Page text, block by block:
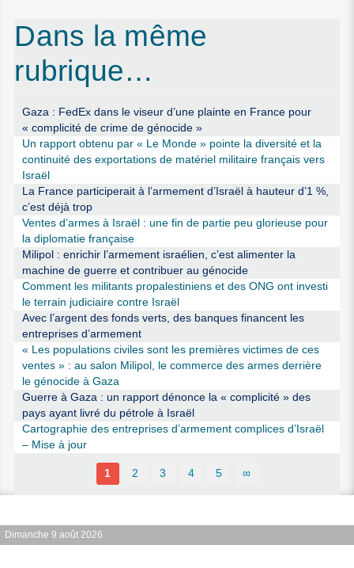
Dans la même
rubrique…
Gaza : FedEx dans le viseur d’une plainte en France pour
« complicité de crime de génocide »
Un rapport obtenu par « Le Monde » pointe la diversité et la
continuité des exportations de matériel militaire français vers
Israël
La France participerait à l’armement d’Israël à hauteur d’1 %,
c’est déjà trop
Ventes d’armes à Israël : une fin de partie peu glorieuse pour
la diplomatie française
Milipol : enrichir l’armement israélien, c’est alimenter la
machine de guerre et contribuer au génocide
Comment les militants propalestiniens et des ONG ont investi
le terrain judiciaire contre Israël
Avec l’argent des fonds verts, des banques financent les
entreprises d’armement
« Les populations civiles sont les premières victimes de ces
ventes » : au salon Milipol, le commerce des armes derrière
le génocide à Gaza
Guerre à Gaza : un rapport dénonce la « complicité » des
pays ayant livré du pétrole à Israël
Cartographie des entreprises d’armement complices d’Israël
– Mise à jour
1 2 3 4 5 ∞
Dimanche 9 août 2026